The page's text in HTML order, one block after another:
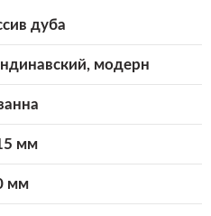
дуба
модерн
мм
мм